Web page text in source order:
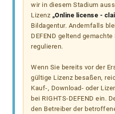
wir in diesem Stadium
Lizenz „Online license -
Bildagentur. Andernfalls
DEFEND geltend
regulieren.
Wenn Sie bereits vor der
gültige Lizenz besaßen,
Kauf-, Download- oder
bei RIGHTS-DEFEND ein.
den Betreiber der